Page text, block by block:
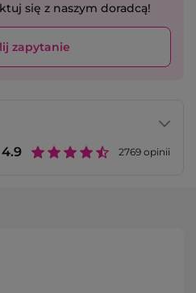
się z naszym doradcą!
zapytanie
4.9 2769 opinii